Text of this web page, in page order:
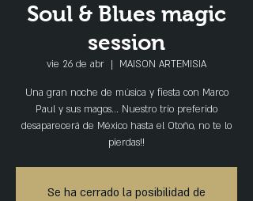
Soul & Blues magic
session
vie 26 de abr
  |
MAISON ARTEMISIA
Una gran noche de música y fiesta con Marco
Paul y sus magos... Nuestro trío preferido
desaparecerá de México hasta el Otoño, no te lo
pierdas!!
Se ha cerrado la posibilidad de